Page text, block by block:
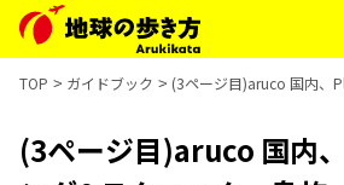
TOP ガイドブック (3ページ目)aruco 国内、
(3ページ目)aruco 国内